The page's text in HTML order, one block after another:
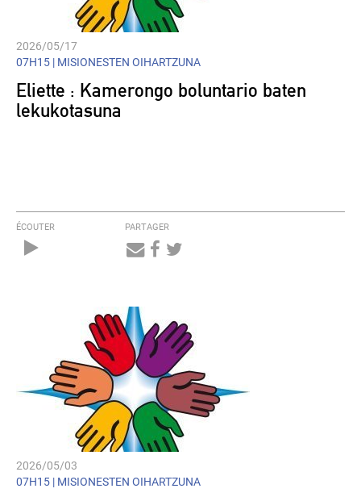
2026/05/17
07H15 | MISIONESTEN OIHARTZUNA
Eliette : Kamerongo boluntario baten
lekukotasuna
ÉCOUTER PARTAGER
2026/05/03
07H15 | MISIONESTEN OIHARTZUNA